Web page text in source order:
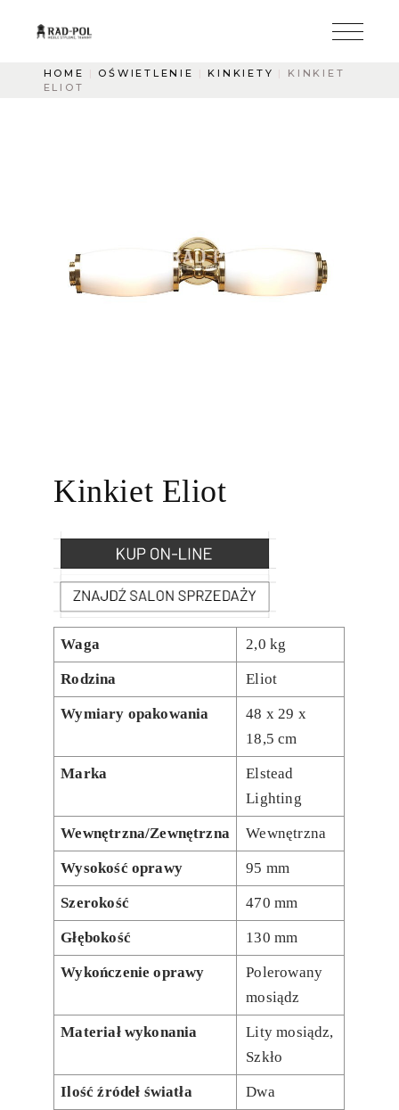
HOME OŚWIETLENIE KINKIETY
KINKIET
ELIOT
Kinkiet Eliot
Waga 2,0 kg
Rodzina Eliot
Wymiary opakowania
48 x 29 x
18,5 cm
Marka
Elstead
Lighting
Wewnętrzna/Zewnętrzna Wewnętrzna
Wysokość oprawy 95 mm
Szerokość 470 mm
Głębokość 130 mm
Wykończenie oprawy
Polerowany
mosiądz
Materiał wykonania
Lity mosiądz,
Szkło
Ilość źródeł światła Dwa